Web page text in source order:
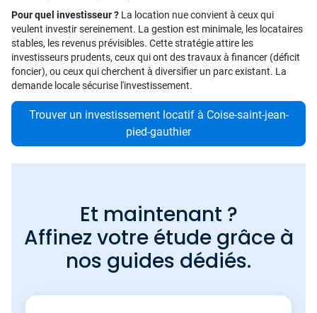
Pour quel investisseur ? La location nue convient à ceux qui
veulent investir sereinement. La gestion est minimale, les locataires
stables, les revenus prévisibles. Cette stratégie attire les
investisseurs prudents, ceux qui ont des travaux à financer (déficit
foncier), ou ceux qui cherchent à diversifier un parc existant. La
demande locale sécurise l'investissement.
Trouver un investissement locatif à Coise-saint-jean-
pied-gauthier
Et maintenant ?
Affinez votre étude grâce à
nos guides dédiés.